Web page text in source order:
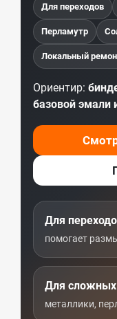
Для переходов
Перламутр
Локальный
Ориентир:
базовой эмали
Для
помогает
Для сложных
металлики,